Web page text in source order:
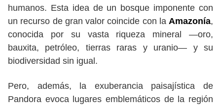
humanos. Esta idea de un bosque imponente con
un recurso de gran valor coincide con la Amazonía,
conocida por su vasta riqueza mineral —oro,
bauxita, petróleo, tierras raras y uranio— y su
biodiversidad sin igual.
Pero, además, la exuberancia paisajística de
Pandora evoca lugares emblemáticos de la región